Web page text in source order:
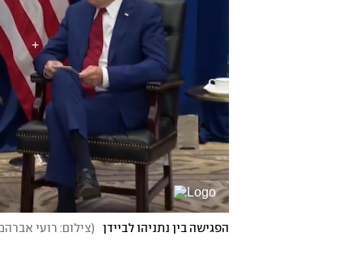
הפגישה בין נתניהו לביידן (צילום: רועי